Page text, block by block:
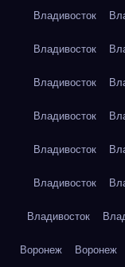
Владивосток
Владивосток
Владивосток
Владивосток
Владивосток
Владивосток
Владивосток
Воронеж Воронеж